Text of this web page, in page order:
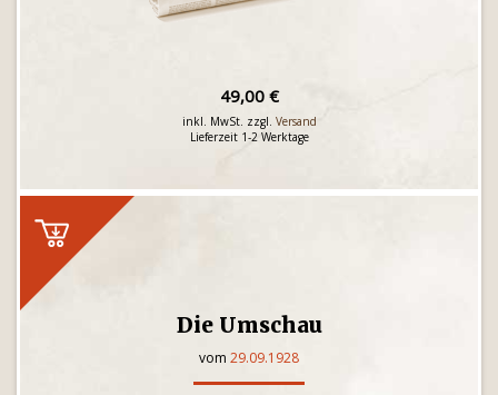
49,00 €
inkl. MwSt. zzgl. Versand
Lieferzeit 1-2 Werktage
Die Umschau
vom 29.09.1928